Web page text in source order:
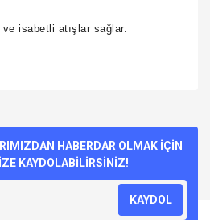
ve isabetli atışlar sağlar.
Yorum Yaz
ederiz.
veya görüntülenemiyor.
bilgiler bulunuyor.
HABERDAR OLMAK İÇİN
KAYDOLABİLİRSİNİZ!
KAYDOL